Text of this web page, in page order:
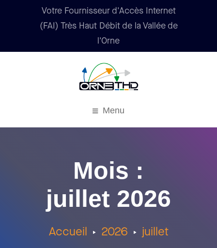
Votre Fournisseur d'Accès Internet
(FAI) Très Haut Débit de la Vallée de
l'Orne
Menu
Mois :
juillet 2026
Accueil 2026 juillet